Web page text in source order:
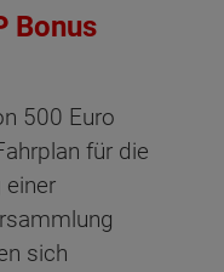
Bonus
500 Euro
für die
einer
sich